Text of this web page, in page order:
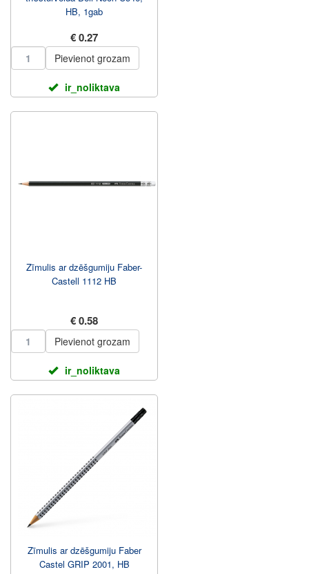
HB, 1gab
€ 0.27
Pievienot grozam
ir_noliktava
Zīmulis ar dzēšgumiju Faber-
Castell 1112 HB
€ 0.58
Pievienot grozam
ir_noliktava
Zīmulis ar dzēšgumiju Faber
Castel GRIP 2001, HB